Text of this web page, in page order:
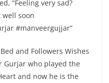
“Feeling very sad?
soon
#manveergujjar”
and Followers Wishes
Gurjar who played the
and now he is the